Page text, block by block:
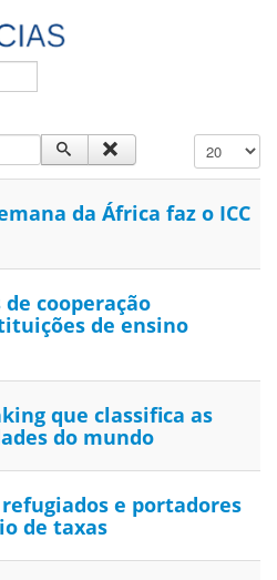
Exibir #
da África faz o ICC
cooperação
de ensino
que classifica as
do mundo
e portadores
de taxas